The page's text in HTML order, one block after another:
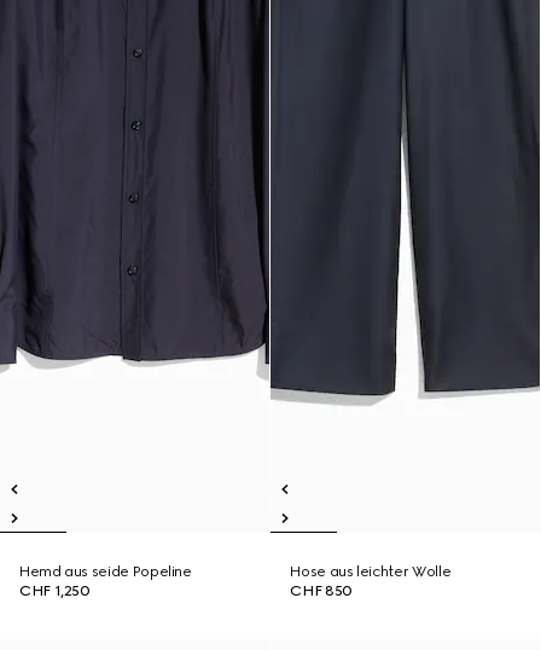
Hemd aus seide Popeline
CHF 1,250
Hose aus leichter Wolle
CHF 850